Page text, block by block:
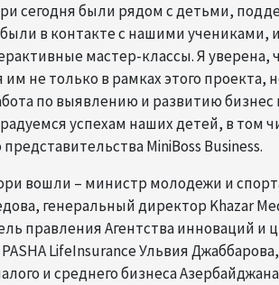
сегодня были рядом с детьми,
в контакте с нашими учениками,
мастер-классы. Я уверена,
им не только в рамках этого
по выявлению и развитию
успехам наших детей, в том
MiniBoss Business.
вошли – министр молодежи и
генеральный директор Khazar
правления Агентства инноваций
LifeInsurance Ульвия
и среднего бизнеса